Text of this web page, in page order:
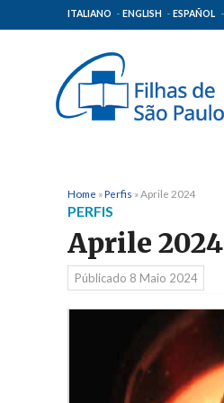
ITALIANO ENGLISH ESPAÑOL
Home »Perfis »Aprile 2024
PERFIS
Aprile 2024
Públicado 8 Maio 2024